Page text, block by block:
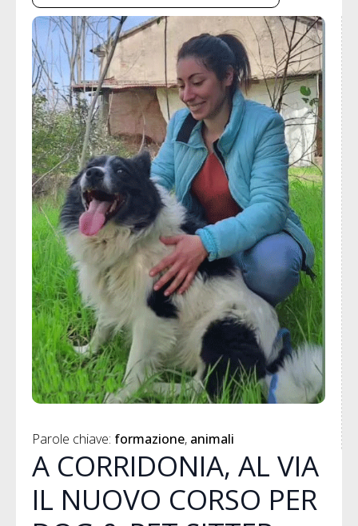
Parole chiave: formazione animali
A CORRIDONIA, AL VIA
IL NUOVO CORSO PER